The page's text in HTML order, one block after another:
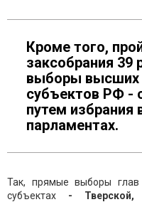
Кроме того,
заксобрания 39
выборы
субъектов РФ -
путем избрания
парламентах.
Так, прямые выборы глав
субъектах - Тверской,